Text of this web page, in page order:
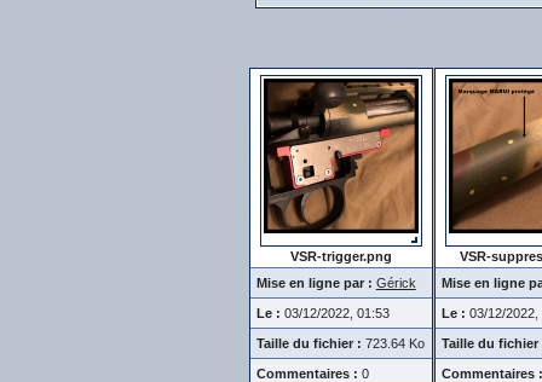
VSR-trigger.png
Mise en ligne par : Gérick
Le : 03/12/2022, 01:53
Taille du fichier : 723.64 Ko
Commentaires : 0
VSR-
Mise en ligne
Le : 03/12/2022,
Taille du fichier
Commentaires :